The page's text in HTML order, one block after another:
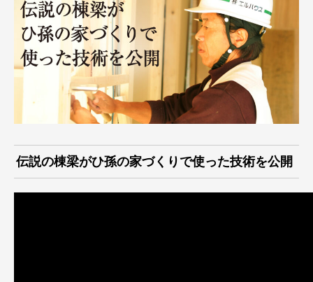
伝説の棟梁がひ孫の家づくりで使った技術を公開